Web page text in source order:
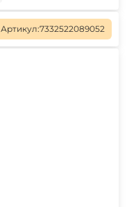
Артикул:7332522089052